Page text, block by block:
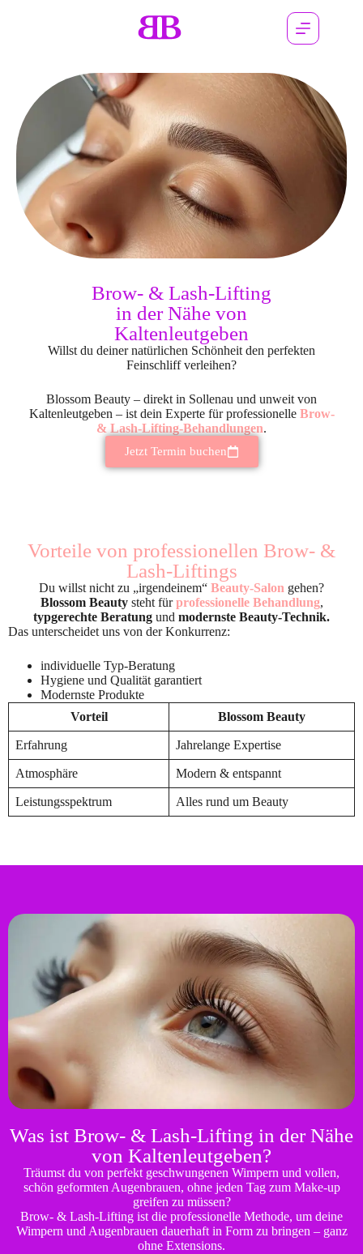
Brow- & Lash-Lifting
in der Nähe von
Kaltenleutgeben
Willst du deiner natürlichen Schönheit den perfekten
Feinschliff verleihen?
Blossom Beauty – direkt in Sollenau und unweit von
Kaltenleutgeben – ist dein Experte für professionelle Brow-
& Lash-Lifting-Behandlungen.
Jetzt Termin buchen
Vorteile von professionellen Brow- &
Lash-Liftings
Du willst nicht zu „irgendeinem“ Beauty-Salon gehen?
Blossom Beauty steht fürprofessionelle Behandlung,
typgerechte Beratung und modernste Beauty-Technik.
Das unterscheidet uns von der Konkurrenz:
individuelle Typ-Beratung
Hygiene und Qualität garantiert
Modernste Produkte
Vorteil
Blossom Beauty
Erfahrung Jahrelange Expertise
Atmosphäre Modern & entspannt
Leistungsspektrum Alles rund um Beauty
Was ist Brow- & Lash-Lifting in der Nähe
von Kaltenleutgeben?
Träumst du von perfekt geschwungenen Wimpern und vollen,
schön geformten Augenbrauen, ohne jeden Tag zum Make-up
greifen zu müssen?
Brow- & Lash-Lifting ist die professionelle Methode, um deine
Wimpern und Augenbrauen dauerhaft in Form zu bringen – ganz
ohne Extensions.